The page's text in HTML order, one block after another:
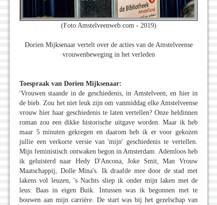
(Foto Amstelveenweb.com - 2019)
Dorien Mijksenaar vertelt over de acties van de Amstelveense
vrouwenbeweging in het verleden
Toespraak van Dorien Mijksenaar:
'Vrouwen staande in de geschiedenis, in Amstelveen, en hier in
de bieb. Zou het niet leuk zijn om vanmiddag elke Amstelveense
vrouw hier haar geschiedenis te laten vertellen? Onze heldinnen
roman zou een dikke historische uitgave worden. Maar ik heb
maar 5 minuten gekregen en daarom heb ik er voor gekozen
jullie een verkorte versie van 'mijn' geschiedenis te vertellen.
Mijn feministisch ontwaken begon in Amsterdam. Ademloos heb
ik geluisterd naar Hedy D'Ancona, Joke Smit, Man Vrouw
Maatschappij, Dolle Mina's. Ik draafde mee door de stad met
lakens vol leuzen, 's Nachts sliep ik onder mijn laken met de
leus: Baas in eigen Buik. Intussen was ik begonnen met te
bouwen aan mijn carrière. De start was bij het gezelschap van